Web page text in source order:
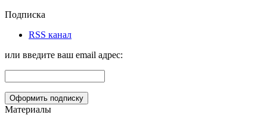
Подписка
RSS канал
или введите ваш email адрес:
Материалы